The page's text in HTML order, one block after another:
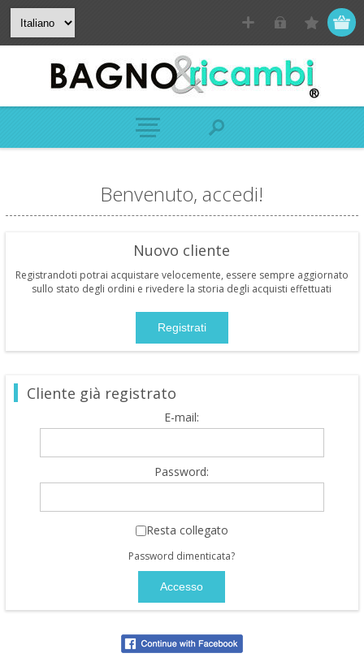
Benvenuto, accedi!
Nuovo cliente
Registrandoti potrai acquistare velocemente, essere sempre aggiornato
sullo stato degli ordini e rivedere la storia degli acquisti effettuati
Cliente già registrato
E-mail:
Password:
Resta collegato
Password dimenticata?